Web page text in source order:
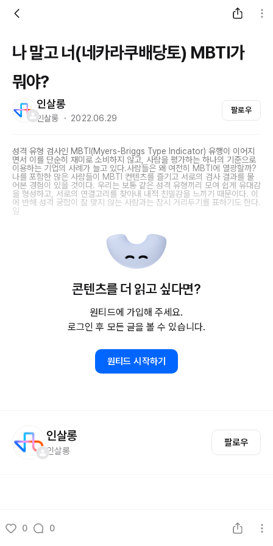
나 말고 너(네카라쿠배당토) MBTI가
뭐야?
인살롱
인살롱 ・ 2022.06.29
팔로우
성격 유형 검사인 MBTI(Myers-Briggs Type Indicator) 유행이 이어지
면서 이를 단순히 재미로 소비하지 않고, 사람을 평가하는 하나의 기준으로
이용하는 기업의 사례가 늘고 있다.사람들은 왜 여전히 MBTI에 열광할까?
나를 포함한 많은 사람들이 MBTI 컨텐츠를 즐기고 서로의 검사 결과를 물
어본 경험이 있을 것이다. 우리는 보통 같은 성격 유형끼리 모여 쉽게 유대감
을 형성하고, 서로의 연결고리를 찾아내 내적 친밀감을 느끼기 때문이다. 이
에 반해 성격 궁합이 잘 맞지 않는 사람과는 잠시 거리두기를 표하기도 한다.
일
콘텐츠를 더 읽고 싶다면?
원티드에 가입해 주세요.
로그인 후 모든 글을 볼 수 있습니다.
원티드 시작하기
인살롱
인살롱
팔로우
0 0